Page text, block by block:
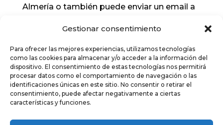
Gestionar consentimiento
Para ofrecer las mejores experiencias, utilizamos tecnologías
como las cookies para almacenar y/o acceder a la información del
dispositivo. El consentimiento de estas tecnologías nos permitirá
procesar datos como el comportamiento de navegación o las
identificaciones únicas en este sitio. No consentir o retirar el
consentimiento, puede afectar negativamente a ciertas
características y funciones.
Almería o también puede enviar un email a
documento
persona interesada puede dirigirse a la
Autoridad de Control en
materia de Protección de Datos
(www.aepd.es) competente para obtener
información adicional o
Utilizamos cookies para darte la mejor experiencia en nuestra
web.
Las cookies de este sitio web se usan para personalizar el
analizar el tráfico. Además, compartimos información sobre el